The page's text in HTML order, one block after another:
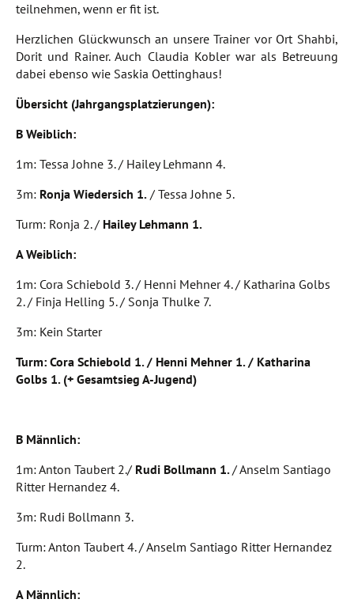
teilnehmen, wenn er fit ist.
Herzlichen Glückwunsch an unsere Trainer vor Ort Shahbi,
Dorit und Rainer. Auch Claudia Kobler war als Betreuung
dabei ebenso wie Saskia Oettinghaus!
Übersicht (Jahrgangsplatzierungen):
B Weiblich:
1m: Tessa Johne 3. / Hailey Lehmann 4.
3m: Ronja Wiedersich 1. / Tessa Johne 5.
Turm: Ronja 2. / Hailey Lehmann 1.
A Weiblich:
1m: Cora Schiebold 3. / Henni Mehner 4. / Katharina Golbs
2. / Finja Helling 5. / Sonja Thulke 7.
3m: Kein Starter
Turm: Cora Schiebold 1. / Henni Mehner 1. / Katharina
Golbs 1. (+ Gesamtsieg A-Jugend)
B Männlich:
1m: Anton Taubert 2./ Rudi Bollmann 1./ Anselm Santiago
Ritter Hernandez 4.
3m: Rudi Bollmann 3.
Turm: Anton Taubert 4. / Anselm Santiago Ritter Hernandez
2.
A Männlich: